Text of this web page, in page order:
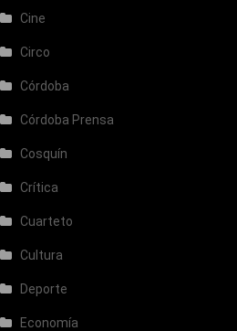
Cine
Circo
Córdoba
Córdoba Prensa
Cosquín
Crítica
Cuarteto
Cultura
Deporte
Economía